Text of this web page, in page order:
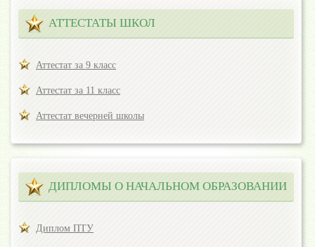
АТТЕСТАТЫ ШКОЛ
Аттестат за 9 класс
Аттестат за 11 класс
Аттестат вечерней школы
ДИПЛОМЫ О НАЧАЛЬНОМ ОБРАЗОВАНИИ
Диплом ПТУ